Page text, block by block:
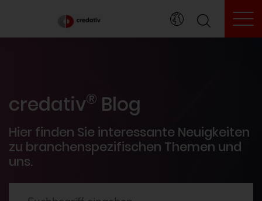
credativ® Blog
Hier finden Sie interessante Neuigkeiten
zu branchenspezifischen Themen und
uns.
Veranstaltungen
PostgreSQL®